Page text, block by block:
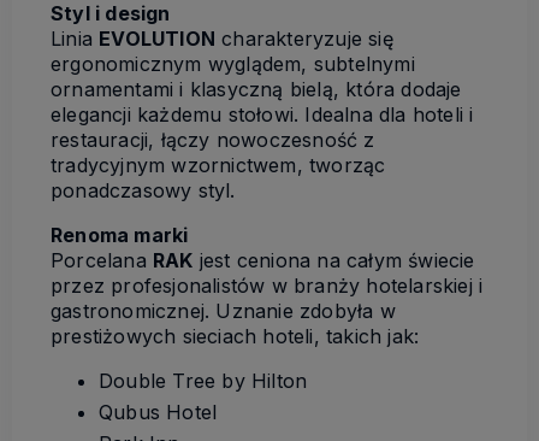
Styl i design
Linia EVOLUTION charakteryzuje się
ergonomicznym wyglądem, subtelnymi
ornamentami i klasyczną bielą, która dodaje
elegancji każdemu stołowi. Idealna dla hoteli i
restauracji, łączy nowoczesność z
tradycyjnym wzornictwem, tworząc
ponadczasowy styl.
Renoma marki
Porcelana RAK jest ceniona na całym świecie
przez profesjonalistów w branży hotelarskiej i
gastronomicznej. Uznanie zdobyła w
prestiżowych sieciach hoteli, takich jak:
Double Tree by Hilton
Qubus Hotel